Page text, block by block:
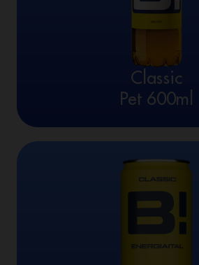
Classic
Pet 600ml